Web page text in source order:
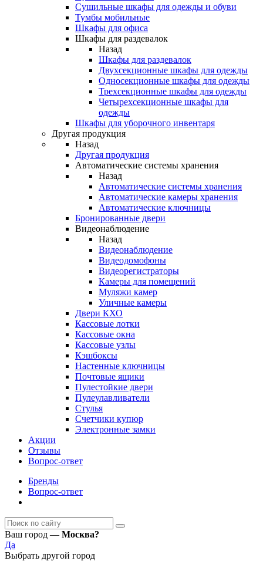
Сушильные шкафы для одежды и обуви
Тумбы мобильные
Шкафы для офиса
Шкафы для раздевалок
Назад
Шкафы для раздевалок
Двухсекционные шкафы для одежды
Односекционные шкафы для одежды
Трехсекционные шкафы для одежды
Четырехсекционные шкафы для
одежды
Шкафы для уборочного инвентаря
Другая продукция
Назад
Другая продукция
Автоматические системы хранения
Назад
Автоматические системы хранения
Автоматические камеры хранения
Автоматические ключницы
Бронированные двери
Видеонаблюдение
Назад
Видеонаблюдение
Видеодомофоны
Видеорегистраторы
Камеры для помещений
Муляжи камер
Уличные камеры
Двери КХО
Кассовые лотки
Кассовые окна
Кассовые узлы
Кэшбоксы
Настенные ключницы
Почтовые ящики
Пулестойкие двери
Пулеулавливатели
Стулья
Счетчики купюр
Электронные замки
Акции
Отзывы
Вопрос-ответ
Бренды
Вопрос-ответ
Ваш город — Москва?
Да
Выбрать другой город